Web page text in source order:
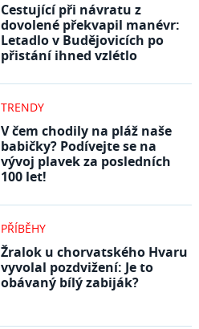
Cestující při návratu z
dovolené překvapil manévr:
Letadlo v Budějovicích po
přistání ihned vzlétlo
TRENDY
V čem chodily na pláž naše
babičky? Podívejte se na
vývoj plavek za posledních
100 let!
PŘÍBĚHY
Žralok u chorvatského Hvaru
vyvolal pozdvižení: Je to
obávaný bílý zabiják?